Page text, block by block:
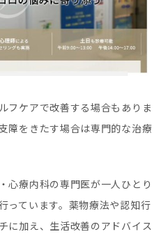
フケアで改善する場合もありま
障をきたす場合は専門的な治療
心療内科の専門医が一人ひとり
っています。薬物療法や認知行
に加え、生活改善のアドバイス